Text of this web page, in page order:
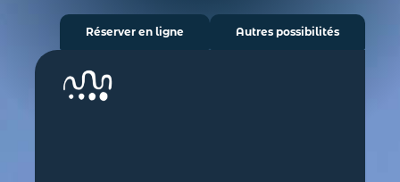
Réserver en ligne Autres possibilités